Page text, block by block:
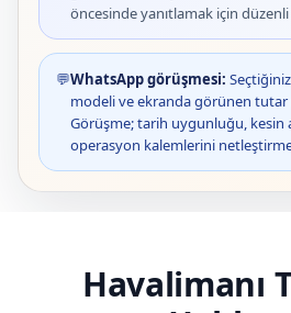
öncesinde yanıtlamak için
💬WhatsApp görüşmesi:
modeli ve ekranda görünen tutar
Görüşme; tarih uygunluğu, kesin
operasyon kalemlerini
Havalimanı